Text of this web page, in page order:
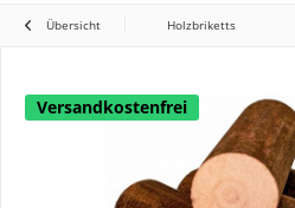
Übersicht Holzbriketts
Versandkostenfrei